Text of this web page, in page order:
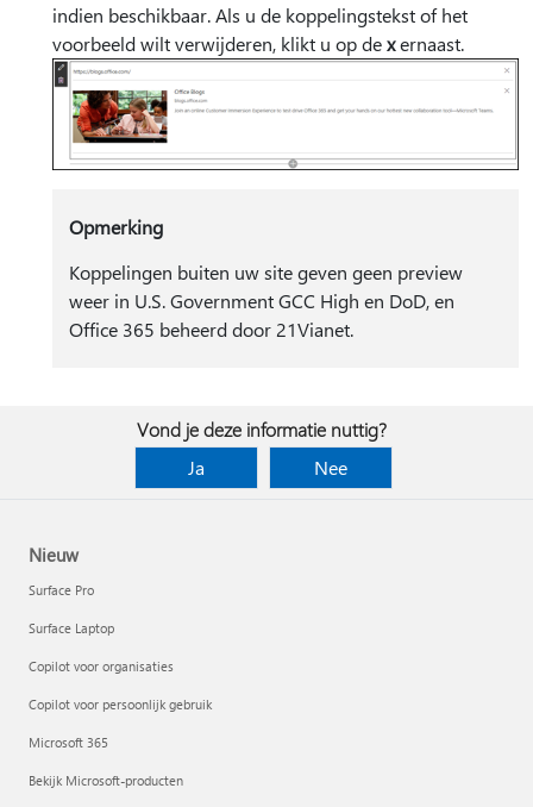
indien beschikbaar. Als u de koppelingstekst of het
voorbeeld wilt verwijderen, klikt u op dexernaast.
Opmerking
Koppelingen buiten uw site geven geen preview
weer in U.S. Government GCC High en DoD, en
Office 365 beheerd door 21Vianet.
Vond je deze informatie nuttig?
Ja
Nee
Nieuw
Surface Pro
Surface Laptop
Copilot voor organisaties
Copilot voor persoonlijk gebruik
Microsoft 365
Bekijk Microsoft-producten